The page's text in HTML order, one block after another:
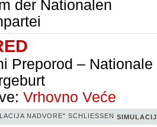
der Nationalen
Preporod – Nationale
Vrhovno Veće